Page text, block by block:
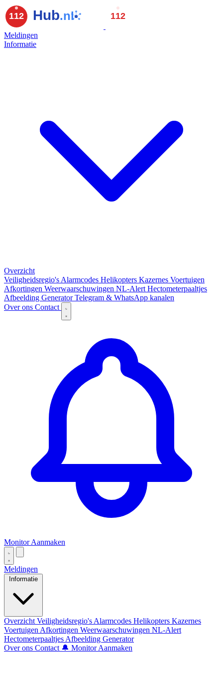
Meldingen
Informatie
Overzicht
Veiligheidsregio's Alarmcodes Helikopters Kazernes Voertuigen
Afkortingen Weerwaarschuwingen NL-Alert Hectometerpaaltjes
Afbeelding GeneratorTelegram & WhatsApp kanalen
Over ons Contact
Monitor Aanmaken
Meldingen
Informatie
Overzicht Veiligheidsregio's Alarmcodes Helikopters Kazernes
Voertuigen Afkortingen Weerwaarschuwingen NL-Alert
Hectometerpaaltjes Afbeelding Generator
Over ons Contact 🔔 Monitor Aanmaken